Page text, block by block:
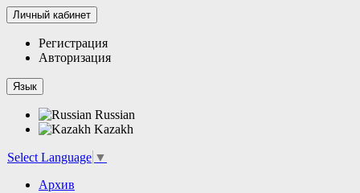
Личный кабинет
Регистрация
Авторизация
Язык
Russian
Kazakh
Select Language ▼
Архив